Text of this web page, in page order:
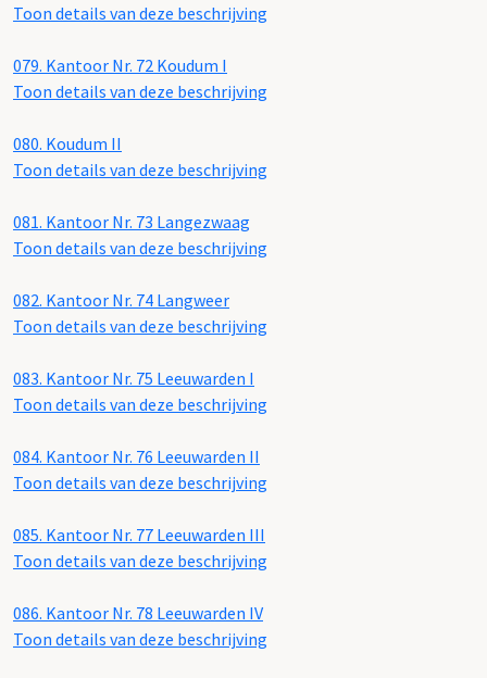
Toon details van deze beschrijving
079. Kantoor Nr. 72 Koudum I
Toon details van deze beschrijving
080. Koudum II
Toon details van deze beschrijving
081. Kantoor Nr. 73 Langezwaag
Toon details van deze beschrijving
082. Kantoor Nr. 74 Langweer
Toon details van deze beschrijving
083. Kantoor Nr. 75 Leeuwarden I
Toon details van deze beschrijving
084. Kantoor Nr. 76 Leeuwarden II
Toon details van deze beschrijving
085. Kantoor Nr. 77 Leeuwarden III
Toon details van deze beschrijving
086. Kantoor Nr. 78 Leeuwarden IV
Toon details van deze beschrijving